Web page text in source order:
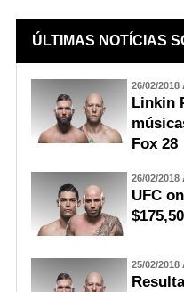
ÚLTIMAS NOTÍCIAS
26/02/2018
Linkin
Fox 28
26/02/2018
UFC
25/02/2018